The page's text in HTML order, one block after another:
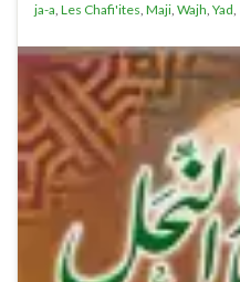
ja-a, Les Chafi'ites, Maji, Wajh, Yad,